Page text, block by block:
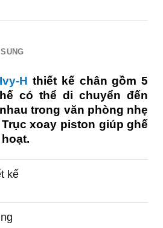
H thiết kế chân gồm 5
có thể di chuyển đến
trong văn phòng nhẹ
xoay piston giúp ghế
kế